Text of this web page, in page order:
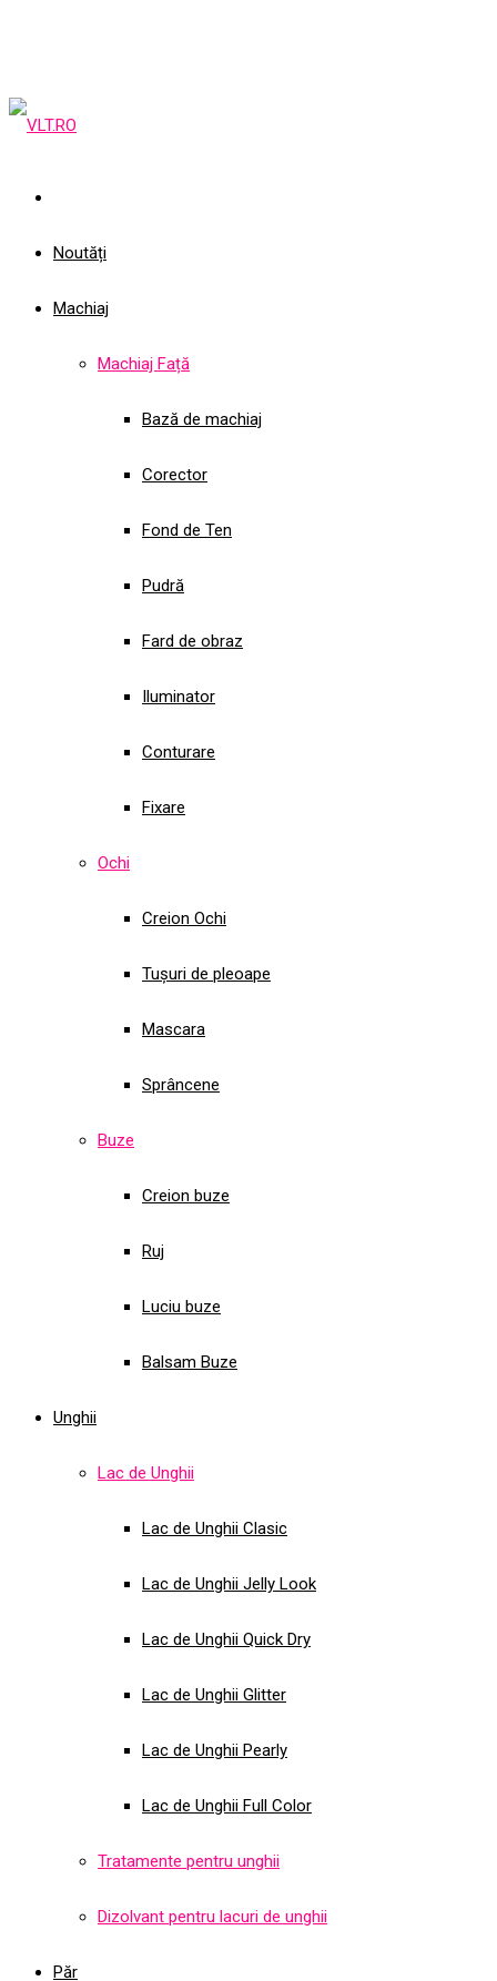
Noutăți
Machiaj
Machiaj Față
Bază de machiaj
Corector
Fond de Ten
Pudră
Fard de obraz
Iluminator
Conturare
Fixare
Ochi
Creion Ochi
Tușuri de pleoape
Mascara
Sprâncene
Buze
Creion buze
Ruj
Luciu buze
Balsam Buze
Unghii
Lac de Unghii
Lac de Unghii Clasic
Lac de Unghii Jelly Look
Lac de Unghii Quick Dry
Lac de Unghii Glitter
Lac de Unghii Pearly
Lac de Unghii Full Color
Tratamente pentru unghii
Dizolvant pentru lacuri de unghii
Păr